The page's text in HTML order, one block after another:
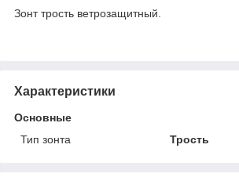
Зонт трость ветрозащитный.
Характеристики
Основные
Тип зонта
Трость